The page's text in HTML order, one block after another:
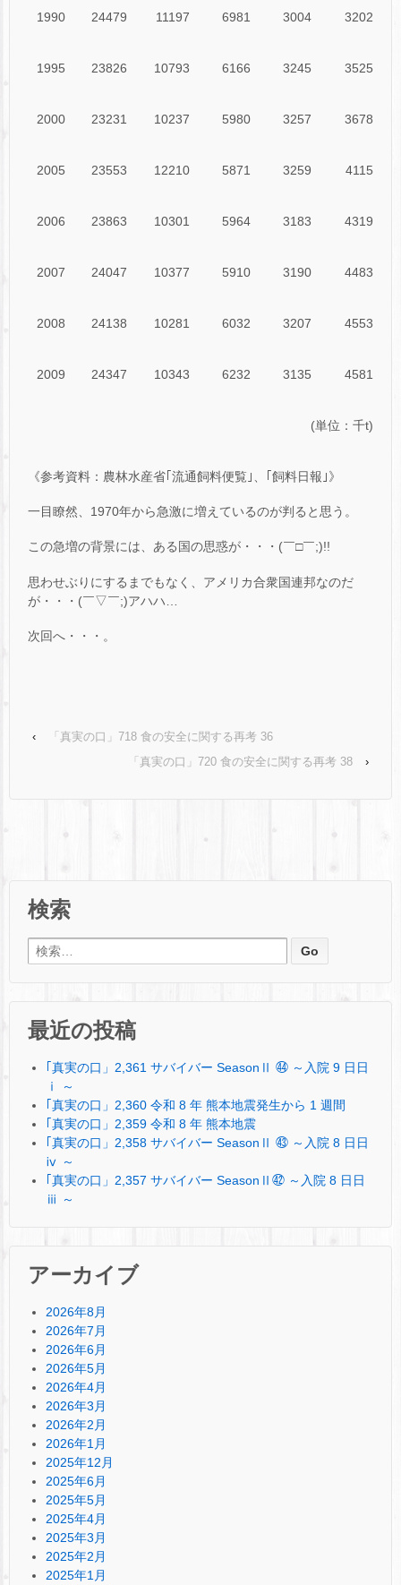
1990 24479 11197 6981 3004 3202
1995 23826 10793 6166 3245 3525
2000 23231 10237 5980 3257 3678
2005 23553 12210 5871 3259 4115
2006 23863 10301 5964 3183 4319
2007 24047 10377 5910 3190 4483
2008 24138 10281 6032 3207 4553
2009 24347 10343 6232 3135 4581
(単位：千t)
《参考資料：農林水産省｢流通飼料便覧｣、｢飼料日報｣》
一目瞭然、1970年から急激に増えているのが判ると思う。
この急増の背景には、ある国の思惑が・・・(￣□￣;)!!
思わせぶりにするまでもなく、アメリカ合衆国連邦なのだ
が・・・(￣▽￣;)アハハ…
次回へ・・・。
‹
「真実の口」718 食の安全に関する再考 36
「真実の口」720 食の安全に関する再考 38
›
検索
検索:
最近の投稿
｢真実の口」2,361 サバイバー SeasonⅡ ㊹ ～入院 9 日日
ⅰ ～
｢真実の口」2,360 令和 8 年 熊本地震発生から 1 週間
｢真実の口」2,359 令和 8 年 熊本地震
｢真実の口」2,358 サバイバー SeasonⅡ ㊸ ～入院 8 日日
ⅳ ～
｢真実の口」2,357 サバイバー SeasonⅡ㊷ ～入院 8 日日
ⅲ ～
アーカイブ
2026年8月
2026年7月
2026年6月
2026年5月
2026年4月
2026年3月
2026年2月
2026年1月
2025年12月
2025年6月
2025年5月
2025年4月
2025年3月
2025年2月
2025年1月